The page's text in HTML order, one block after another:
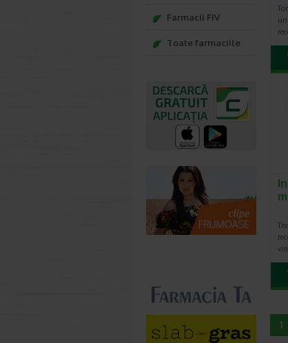
1
Farmacii FIV
Toate farmaciile